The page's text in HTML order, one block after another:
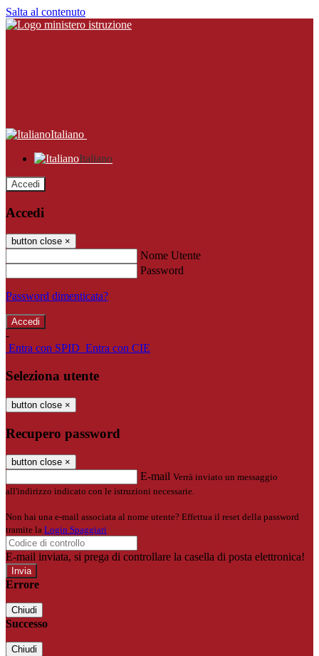
Salta al contenuto
Italiano
Italiano
Accedi
Accedi
button close ×
Nome Utente
Password
Password dimenticata?
-
Entra con SPID Entra con CIE
Seleziona utente
button close ×
Recupero password
button close ×
E-mail Verrà inviato un messaggio
all'indirizzo indicato con le istruzioni necessarie.
Non hai una e-mail associata al nome utente? Effettua il reset della password
tramite la Login Spaggiari
E-mail inviata, si prega di controllare la casella di posta elettronica!
Errore
Chiudi
Successo
Chiudi